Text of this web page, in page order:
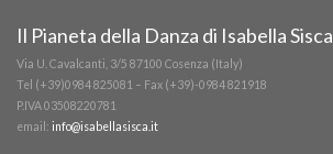
Il Pianeta della Danza di Isabella Sisca
Via U. Cavalcanti, 3/5 87100 Cosenza (Italy)
Tel (+39)0984 825081 – Fax (+39)-0984 821918
P.IVA 03508220781
email: info@isabellasisca.it